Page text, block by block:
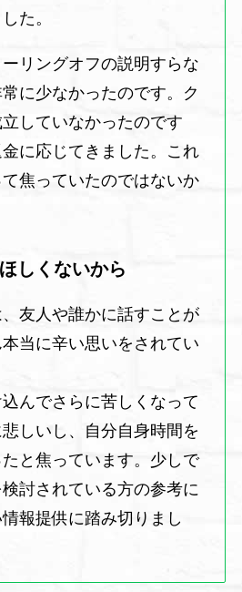
た。
リングオフの説明すらな
に少なかったのです。ク
していなかったのです
に応じてきました。これ
焦っていたのではないか
しくないから
友人や誰かに話すことが
当に辛い思いをされてい
んでさらに苦しくなって
しいし、自分自身時間を
と焦っています。少しで
討されている方の参考に
報提供に踏み切りまし